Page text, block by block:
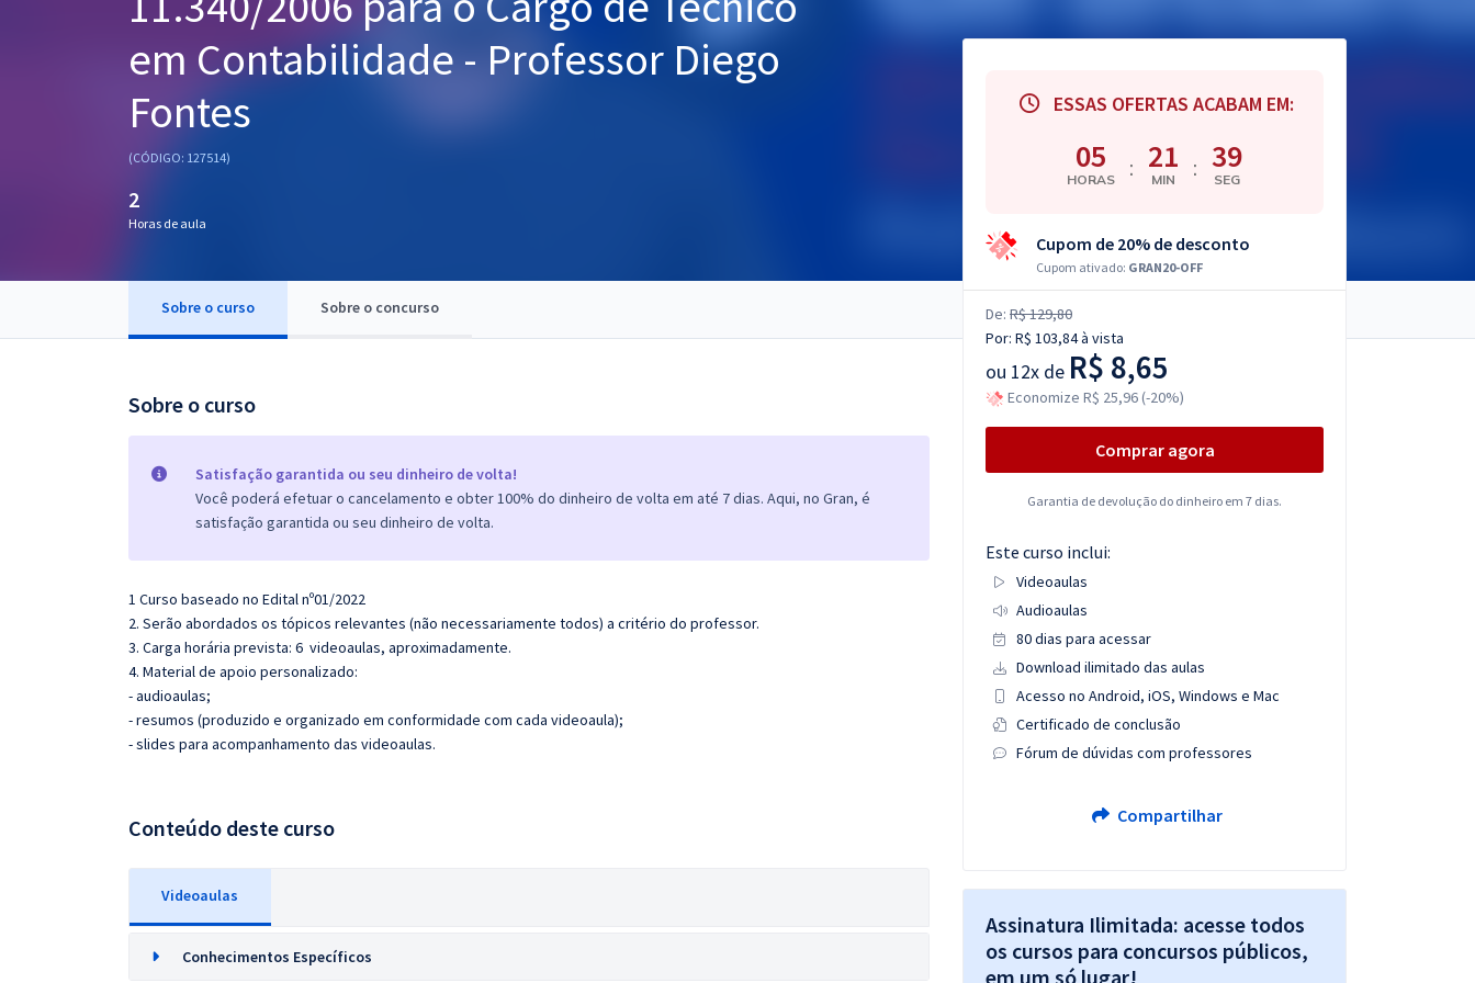
Questões grátis
em Contabilidade - Professor Diego
Fontes
(CÓDIGO: 127514)
2
Horas de aula
Sobre o curso Sobre o concurso
Sobre o curso
Satisfação garantida ou seu dinheiro de volta!
Você poderá efetuar o cancelamento e obter 100% do dinheiro de volta em até 7 dias. Aqui, no Gran, é
satisfação garantida ou seu dinheiro de volta.
1 Curso baseado no Edital nº01/2022
2. Serão abordados os tópicos relevantes (não necessariamente todos) a critério do professor.
3. Carga horária prevista: 6 videoaulas, aproximadamente.
4. Material de apoio personalizado:
- audioaulas;
- resumos (produzido e organizado em conformidade com cada videoaula);
- slides para acompanhamento das videoaulas.
Conteúdo deste curso
Videoaulas
Conhecimentos Específicos
ESSAS OFERTAS ACABAM EM:
05
HORAS : 21
MIN : 38
SEG
Cupom de 20% de desconto
Cupom ativado: GRAN20-OFF
De: R$ 129,80
Por: R$ 103,84à vista
ou 12x de R$ 8,65
Economize R$ 25,96 (-20%)
Comprar agora
Garantia de devolução do dinheiro em 7 dias.
Este curso inclui:
Videoaulas
Audioaulas
80 dias para acessar
Download ilimitado das aulas
Acesso no Android, iOS, Windows e Mac
Certificado de conclusão
Fórum de dúvidas com professores
Compartilhar
Assinatura Ilimitada: acesse todos
os cursos para concursos públicos,
em um só lugar!